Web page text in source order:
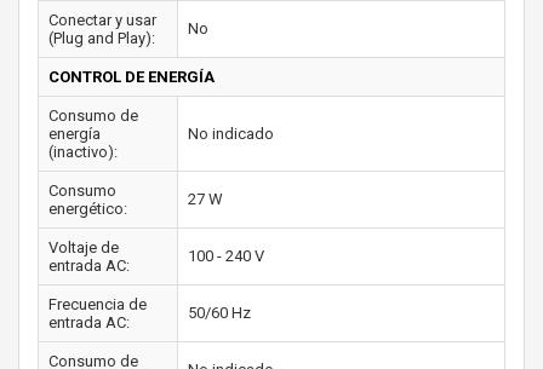
Conectar y usar
(Plug and Play):
No
CONTROL DE ENERGÍA
Consumo de
energía
(inactivo):
No indicado
Consumo
energético:
27 W
Voltaje de
entrada AC:
100 - 240 V
Frecuencia de
entrada AC:
50/60 Hz
Consumo de